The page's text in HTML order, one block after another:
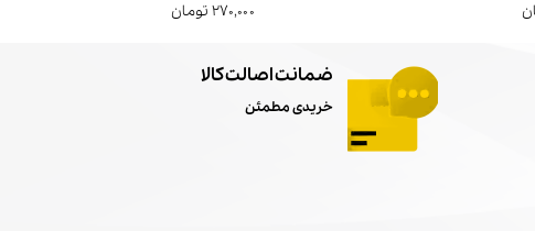
۲۷۰,۰۰۰ تومان
ضمانت اصالت کالا
خریدی مطمئن